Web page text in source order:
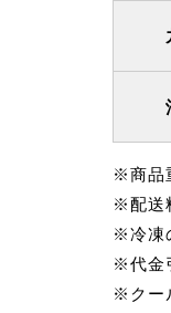
※商品
※配送
※冷凍
※代金
※クー